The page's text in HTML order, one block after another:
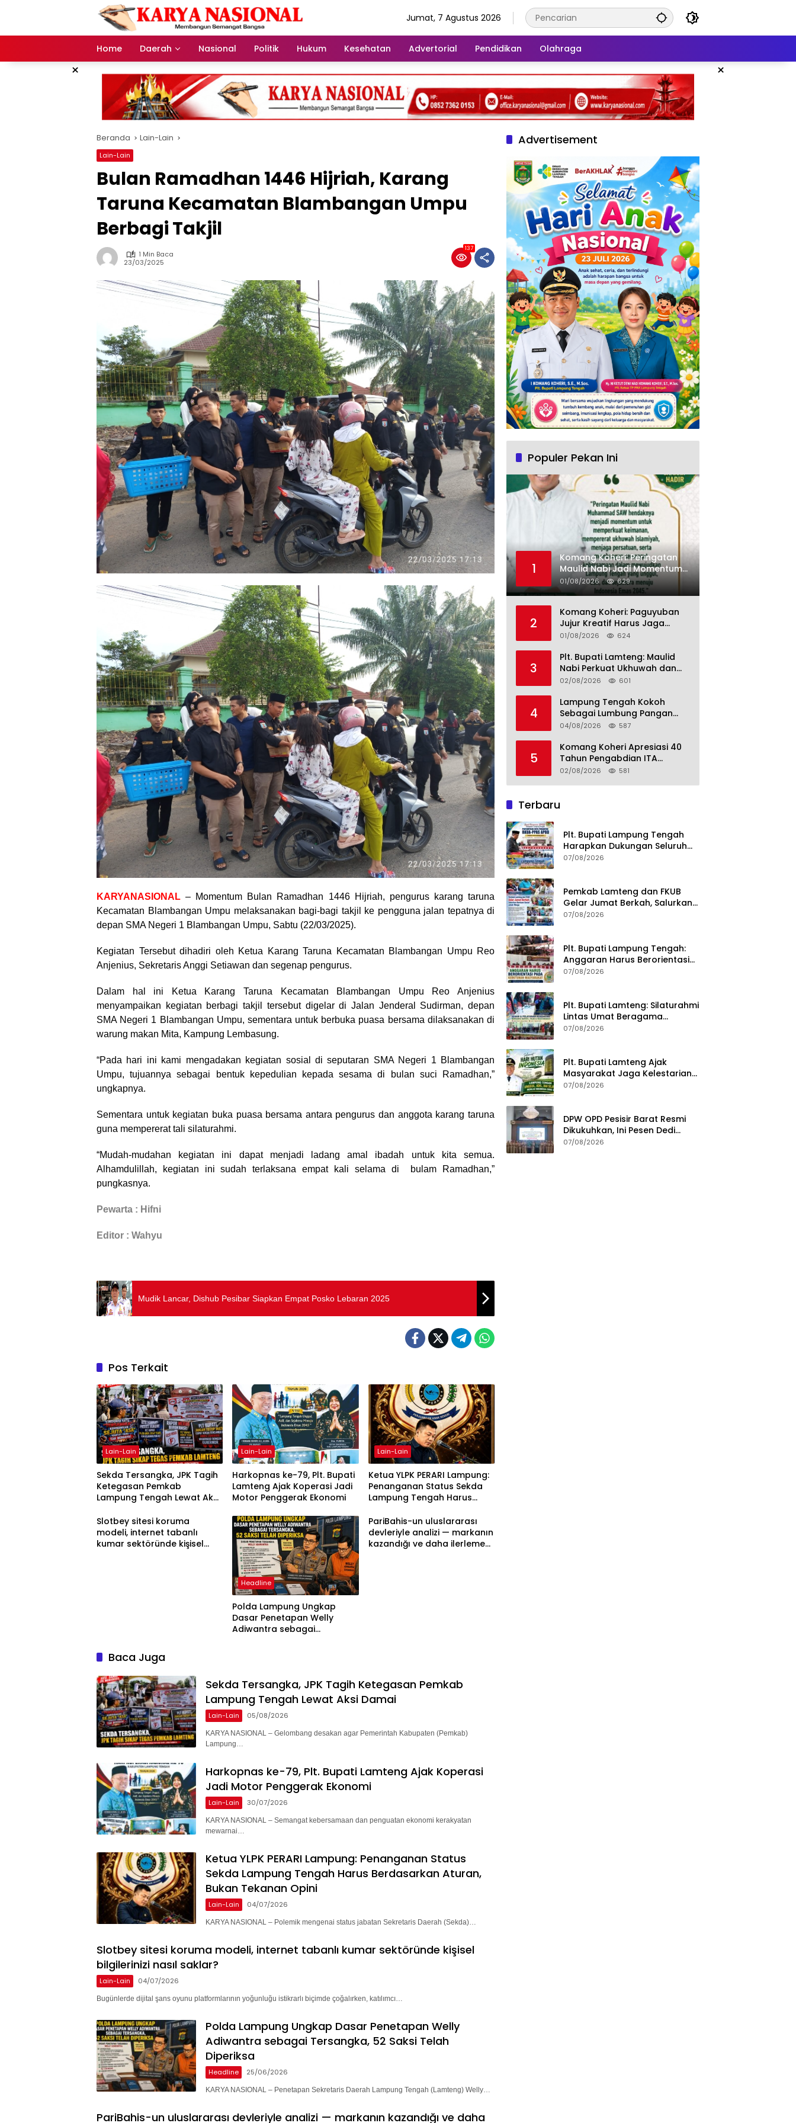
Jumat, 7 Agustus 2026
Home Daerah Nasional Politik Hukum Kesehatan Advertorial Pendidikan Olahraga
× ×
Beranda Lain-Lain
Lain-Lain
Bulan Ramadhan 1446 Hijriah, Karang
Taruna Kecamatan Blambangan Umpu
Berbagi Takjil
1 Min Baca
23/03/2025
137
KARYANASIONAL – Momentum Bulan Ramadhan 1446 Hijriah, pengurus karang taruna
Kecamatan Blambangan Umpu melaksanakan bagi-bagi takjil ke pengguna jalan tepatnya di
depan SMA Negeri 1 Blambangan Umpu, Sabtu (22/03/2025).
Kegiatan Tersebut dihadiri oleh Ketua Karang Taruna Kecamatan Blambangan Umpu Reo
Anjenius, Sekretaris Anggi Setiawan dan segenap pengurus.
Dalam hal ini Ketua Karang Taruna Kecamatan Blambangan Umpu Reo Anjenius
menyampaikan kegiatan berbagi takjil tersebut digelar di Jalan Jenderal Sudirman, depan
SMA Negeri 1 Blambangan Umpu, sementara untuk berbuka puasa bersama dilaksanakan di
warung makan Mita, Kampung Lembasung.
“Pada hari ini kami mengadakan kegiatan sosial di seputaran SMA Negeri 1 Blambangan
Umpu, tujuannya sebagai bentuk kepedulian kepada sesama di bulan suci Ramadhan,”
ungkapnya.
Sementara untuk kegiatan buka puasa bersama antara pengurus dan anggota karang taruna
guna mempererat tali silaturahmi.
“Mudah-mudahan kegiatan ini dapat menjadi ladang amal ibadah untuk kita semua.
Alhamdulillah, kegiatan ini sudah terlaksana empat kali selama di bulam Ramadhan,”
pungkasnya.
Pewarta : Hifni
Editor : Wahyu
Mudik Lancar, Dishub Pesibar Siapkan Empat Posko Lebaran 2025
Pos Terkait
Lain-Lain
Sekda Tersangka, JPK Tagih
Ketegasan Pemkab
Lampung Tengah Lewat Aksi
Lain-Lain
Harkopnas ke-79, Plt. Bupati
Lamteng Ajak Koperasi Jadi
Motor Penggerak Ekonomi
Lain-Lain
Ketua YLPK PERARI Lampung:
Penanganan Status Sekda
Lampung Tengah Harus
Tekanan Opini
Slotbey sitesi koruma
modeli, internet tabanlı
kumar sektöründe kişisel
Headline
Polda Lampung Ungkap
Dasar Penetapan Welly
Adiwantra sebagai
PariBahis-un uluslararası
devleriyle analizi — markanın
kazandığı ve daha ilerlemesi
Baca Juga
Sekda Tersangka, JPK Tagih Ketegasan Pemkab
Lampung Tengah Lewat Aksi Damai
Lain-Lain 05/08/2026
KARYA NASIONAL – Gelombang desakan agar Pemerintah Kabupaten (Pemkab)
Lampung…
Harkopnas ke-79, Plt. Bupati Lamteng Ajak Koperasi
Jadi Motor Penggerak Ekonomi
Lain-Lain 30/07/2026
KARYA NASIONAL – Semangat kebersamaan dan penguatan ekonomi kerakyatan
mewarnai…
Ketua YLPK PERARI Lampung: Penanganan Status
Sekda Lampung Tengah Harus Berdasarkan Aturan,
Bukan Tekanan Opini
Lain-Lain 04/07/2026
KARYA NASIONAL – Polemik mengenai status jabatan Sekretaris Daerah (Sekda)…
Slotbey sitesi koruma modeli, internet tabanlı kumar sektöründe kişisel
bilgilerinizi nasıl saklar?
Lain-Lain 04/07/2026
Bugünlerde dijital şans oyunu platformlarının yoğunluğu istikrarlı biçimde çoğalırken, katılımcı…
Polda Lampung Ungkap Dasar Penetapan Welly
Adiwantra sebagai Tersangka, 52 Saksi Telah
Diperiksa
Headline 25/06/2026
KARYA NASIONAL – Penetapan Sekretaris Daerah Lampung Tengah (Lamteng) Welly…
PariBahis-un uluslararası devleriyle analizi — markanın kazandığı ve daha
Advertisement
Populer Pekan Ini
1
Komang Koheri: Peringatan
Maulid Nabi Jadi Momentum
Perkuat Ukhuwah Umat di
Lampung Tengah
01/08/2026 629
2
Komang Koheri: Paguyuban
Jujur Kreatif Harus Jaga
Persatuan untuk Kemajuan
01/08/2026 624
3
Plt. Bupati Lamteng: Maulid
Nabi Perkuat Ukhuwah dan
Jaga Kerukunan Umat
02/08/2026 601
4
Lampung Tengah Kokoh
Sebagai Lumbung Pangan
dan Kekuatan Perkebunan
Kemandirian Pangan adalah
Fondasi Menuju Indonesia
Emas 2045
04/08/2026 587
5
Komang Koheri Apresiasi 40
Tahun Pengabdian ITA
Optical Group untuk
02/08/2026 581
Terbaru
Plt. Bupati Lampung Tengah
Harapkan Dukungan Seluruh
Pimpinan DPRD Bahas RKUA-
07/08/2026
Pemkab Lamteng dan FKUB
Gelar Jumat Berkah, Salurkan
Bantuan Sosial untuk Warga
07/08/2026
Plt. Bupati Lampung Tengah:
Anggaran Harus Berorientasi
pada Kebutuhan Masyarakat
07/08/2026
Plt. Bupati Lamteng: Silaturahmi
Lintas Umat Beragama
Menjaga Kondusivitas Daerah
07/08/2026
Plt. Bupati Lamteng Ajak
Masyarakat Jaga Kelestarian
Alam pada Peringatan Hari
07/08/2026
DPW OPD Pesisir Barat Resmi
Dikukuhkan, Ini Pesen Dedi
Irawan
07/08/2026